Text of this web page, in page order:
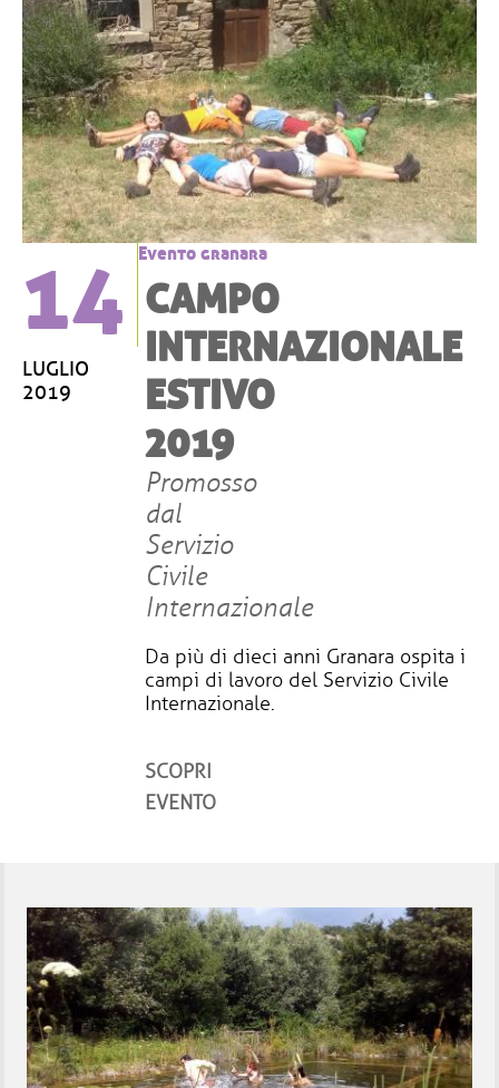
14
LUGLIO
2019
Evento granara
CAMPO
INTERNAZIONALE
ESTIVO
2019
Promosso
dal
Servizio
Civile
Internazionale
Da più di dieci anni Granara ospita i
campi di lavoro del Servizio Civile
Internazionale.
SCOPRI
EVENTO